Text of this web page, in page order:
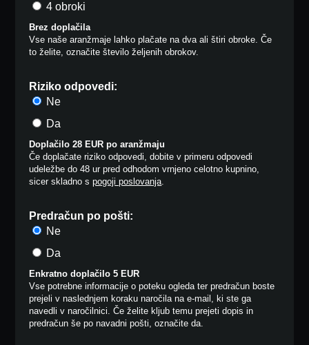
4 obroki
Brez doplačila
Vse naše aranžmaje lahko plačate na dva ali štiri obroke. Če
to želite, označite število željenih obrokov.
Riziko odpovedi:
Ne
Da
Doplačilo 28 EUR po aranžmaju
Če doplačate riziko odpovedi, dobite v primeru odpovedi
udeležbe do 48 ur pred odhodom vrnjeno celotno kupnino,
sicer skladno spogoji poslovanja.
Predračun po pošti:
Ne
Da
Enkratno doplačilo 5 EUR
Vse potrebne informacije o poteku ogleda ter predračun boste
prejeli v naslednjem koraku naročila na e-mail, ki ste ga
navedli v naročilnici. Če želite kljub temu prejeti dopis in
predračun še po navadni pošti, označite da.